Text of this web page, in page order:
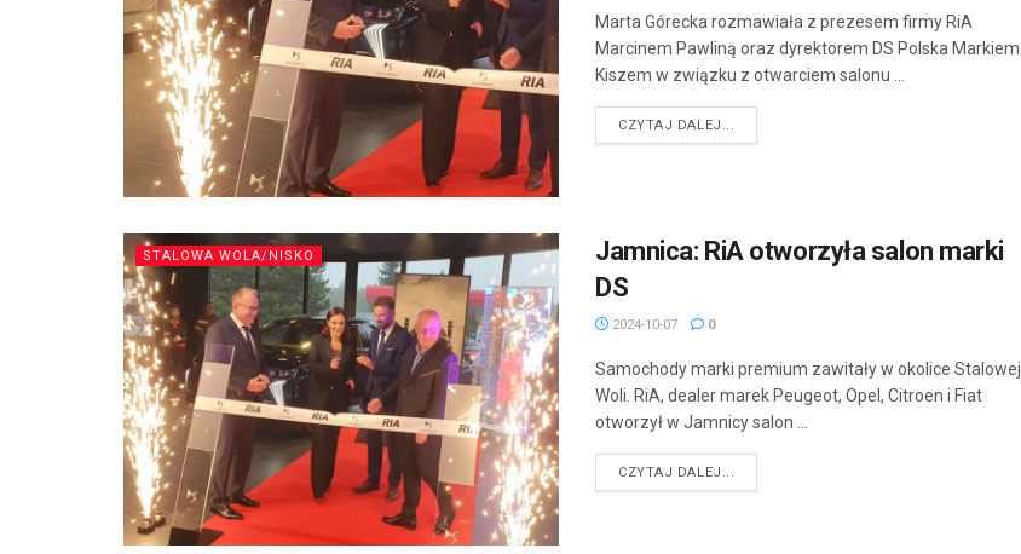
Marta Górecka rozmawiała z prezesem firmy RiA
Marcinem Pawliną oraz dyrektorem DS Polska Markiem
Kiszem w związku z otwarciem salonu ...
CZYTAJ DALEJ...
STALOWA WOLA/NISKO
Jamnica: RiA otworzyła salon marki
DS
2024-10-07 0
Samochody marki premium zawitały w okolice Stalowej
Woli. RiA, dealer marek Peugeot, Opel, Citroen i Fiat
otworzył w Jamnicy salon ...
CZYTAJ DALEJ...